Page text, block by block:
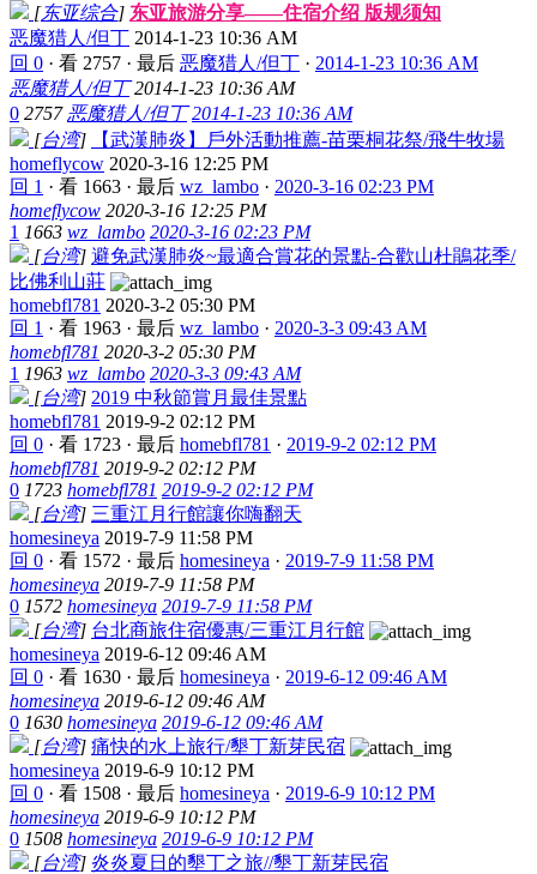
[东亚综合] 东亚旅游分享——住宿介绍 版规须知
恶魔猎人/但丁 2014-1-23 10:36 AM
回 0 · 看 2757 · 最后 恶魔猎人/但丁 · 2014-1-23 10:36 AM
恶魔猎人/但丁 2014-1-23 10:36 AM
0 2757 恶魔猎人/但丁 2014-1-23 10:36 AM
[台湾]
【武漢肺炎】戶外活動推薦-苗栗桐花祭/飛牛牧場
homeflycow 2020-3-16 12:25 PM
回 1 · 看 1663 · 最后 wz_lambo · 2020-3-16 02:23 PM
homeflycow 2020-3-16 12:25 PM
1 1663 wz_lambo 2020-3-16 02:23 PM
[台湾] 避免武漢肺炎~最適合賞花的景點-合歡山杜鵑花季/
比佛利山莊
homebfl781 2020-3-2 05:30 PM
回 1 · 看 1963 · 最后 wz_lambo · 2020-3-3 09:43 AM
homebfl781 2020-3-2 05:30 PM
1 1963 wz_lambo 2020-3-3 09:43 AM
[台湾] 2019 中秋節賞月最佳景點
homebfl781 2019-9-2 02:12 PM
回 0 · 看 1723 · 最后 homebfl781 · 2019-9-2 02:12 PM
homebfl781 2019-9-2 02:12 PM
0 1723 homebfl781 2019-9-2 02:12 PM
[台湾] 三重江月行館讓你嗨翻天
homesineya 2019-7-9 11:58 PM
回 0 · 看 1572 · 最后 homesineya · 2019-7-9 11:58 PM
homesineya 2019-7-9 11:58 PM
0 1572 homesineya 2019-7-9 11:58 PM
[台湾] 台北商旅住宿優惠/三重江月行館
homesineya 2019-6-12 09:46 AM
回 0 · 看 1630 · 最后 homesineya · 2019-6-12 09:46 AM
homesineya 2019-6-12 09:46 AM
0 1630 homesineya 2019-6-12 09:46 AM
[台湾] 痛快的水上旅行/墾丁新芽民宿
homesineya 2019-6-9 10:12 PM
回 0 · 看 1508 · 最后 homesineya · 2019-6-9 10:12 PM
homesineya 2019-6-9 10:12 PM
0 1508 homesineya 2019-6-9 10:12 PM
[台湾] 炎炎夏日的墾丁之旅//墾丁新芽民宿